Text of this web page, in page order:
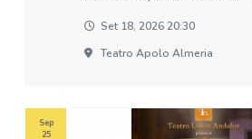
Set 18, 2026 20:30
Teatro Apolo Almeria
Sep
25